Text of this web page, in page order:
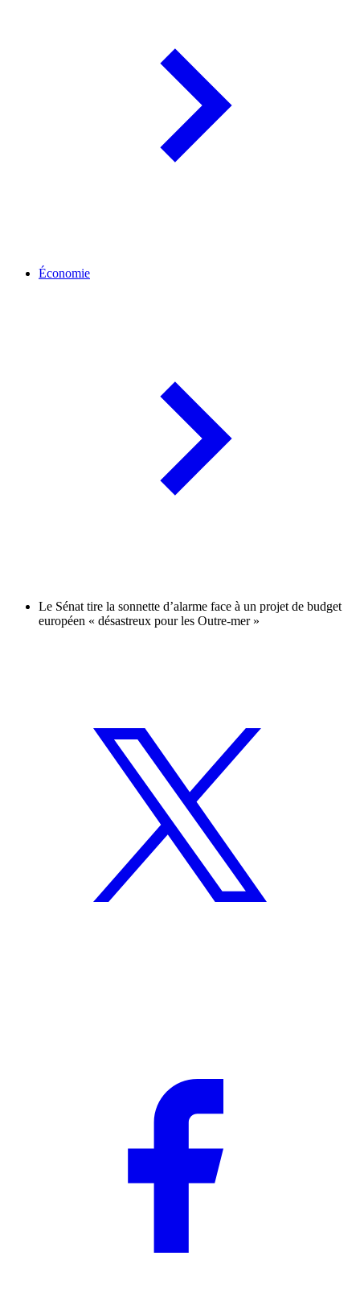
Économie
Le Sénat tire la sonnette d’alarme face à un projet de budget
européen « désastreux pour les Outre-mer »